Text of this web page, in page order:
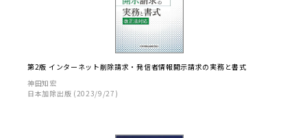
第2版 インターネット削除請求・発信者情報開示請求の実務と書式
神田知宏
日本加除出版 (2023/9/27)